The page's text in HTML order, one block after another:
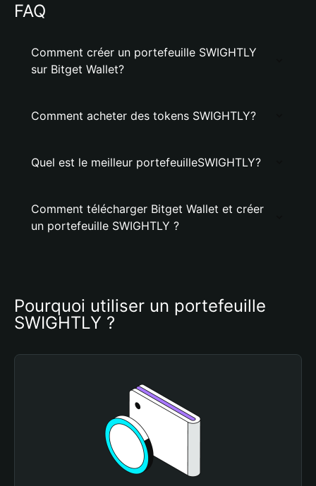
FAQ
Comment créer un portefeuille SWIGHTLY
sur Bitget Wallet?
Comment acheter des tokens SWIGHTLY?
Quel est le meilleur portefeuilleSWIGHTLY?
Comment télécharger Bitget Wallet et créer
un portefeuille SWIGHTLY ?
Pourquoi utiliser un portefeuille
SWIGHTLY ?